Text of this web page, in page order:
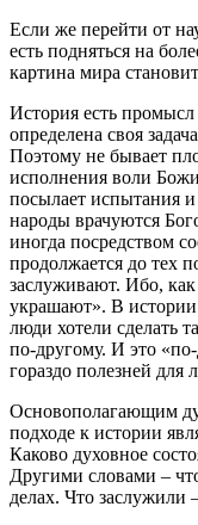
Если же перейти от
есть подняться на
картина мира
История есть
определена своя
Поэтому не бывает
исполнения воли
посылает испытания
народы врачуются
иногда посредством
продолжается до тех
заслуживают. Ибо,
украшают». В
люди хотели сделать
по-другому. И это
гораздо полезней для
Основополагающим
подходе к истории
Каково духовное
Другими словами –
делах. Что